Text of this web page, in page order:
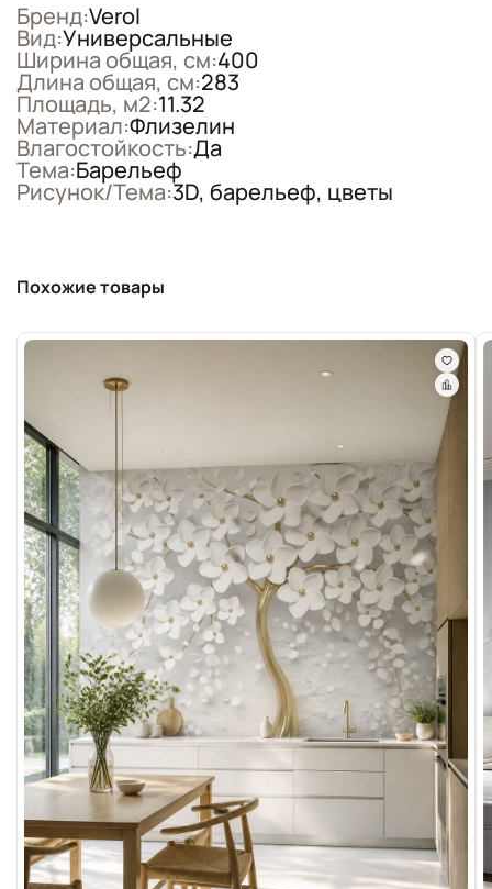
Бренд:Verol
Вид:Универсальные
Ширина общая, см:400
Длина общая, см:283
Площадь, м2:11.32
Материал:Флизелин
Влагостойкость:Да
Тема:Барельеф
Рисунок/Тема:3D, барельеф, цветы
Похожие товары